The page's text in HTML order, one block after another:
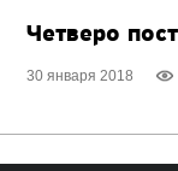
Четверо
30 января 2018